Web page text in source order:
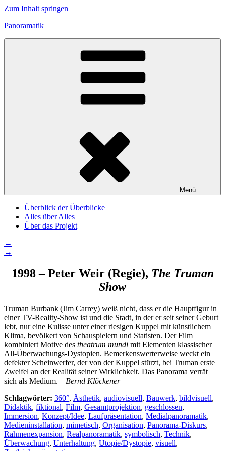
Zum Inhalt springen
Panoramatik
Menü
Überblick der Überblicke
Alles über Alles
Über das Projekt
←
→
1998 – Peter Weir (Regie), The Truman
Show
Truman Burbank (Jim Carrey) weiß nicht, dass er die Hauptfigur in
einer TV-Reality-Show ist und die Stadt, in der er seit seiner Geburt
lebt, nur eine Kulisse unter einer riesigen Kuppel mit künstlichem
Klima, bevölkert von Schauspielern und Statisten. Der Film
kombiniert Motive des theatrum mundi mit Elementen klassischer
All-Überwachungs-Dystopien. Bemerkenswerterweise weckt ein
defekter Scheinwerfer, der von der Kuppel stürzt, bei Truman erste
Zweifel an der Realität seiner Wirklichkeit. Das Panorama verrät
sich als Medium. – Bernd Klöckener
Schlagwörter: 360°, Ästhetik, audiovisuell, Bauwerk, bildvisuell,
Didaktik, fiktional, Film, Gesamtprojektion, geschlossen,
Immersion, Konzept/Idee, Laufpräsentation, Medialpanoramatik,
Medieninstallation, mimetisch, Organisation, Panorama-Diskurs,
Rahmenexpansion, Realpanoramatik, symbolisch, Technik,
Überwachung, Unterhaltung, Utopie/Dystopie, visuell,